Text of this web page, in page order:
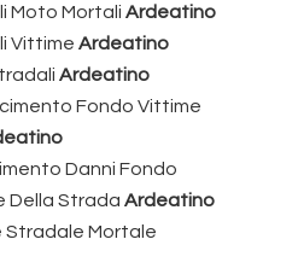
Moto MortaliArdeatino
VittimeArdeatino
Ardeatino
Fondo Vittime
Danni Fondo
Della StradaArdeatino
Stradale Mortale